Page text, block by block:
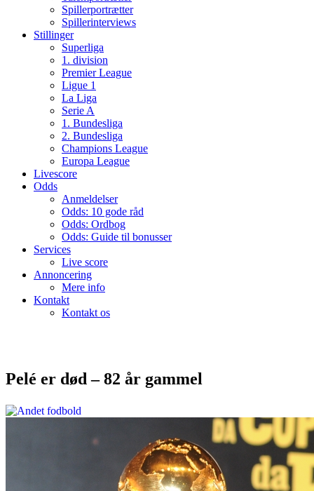
Spillerportrætter
Spillerinterviews
Stillinger
Superliga
1. division
Premier League
Ligue 1
La Liga
Serie A
1. Bundesliga
2. Bundesliga
Champions League
Europa League
Livescore
Odds
Anmeldelser
Odds: 10 gode råd
Odds: Ordbog
Odds: Guide til bonusser
Services
Live score
Annoncering
Mere info
Kontakt
Kontakt os
Pelé er død – 82 år gammel